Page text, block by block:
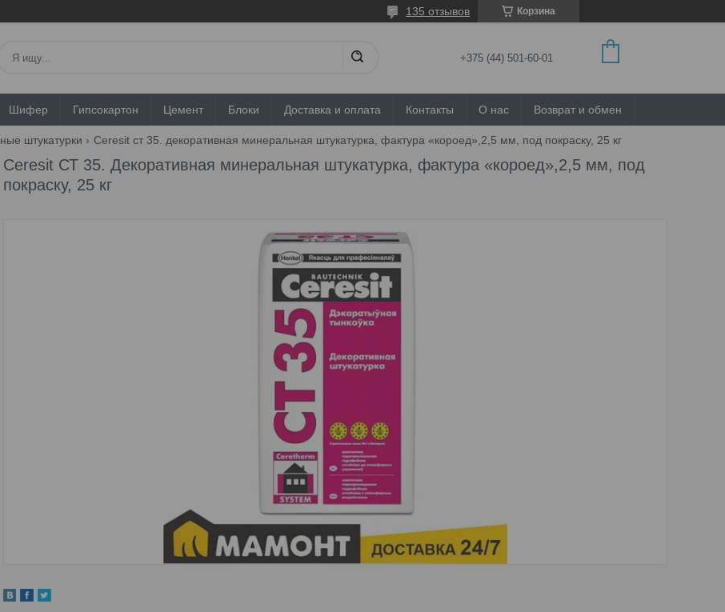
Корзина
135 отзывов
+375 (44) 501-60-01
Шифер Гипсокартон Цемент Блоки Доставка и оплата Контакты О нас Возврат и обмен
штукатурки Ceresit ст 35. декоративная минеральная штукатурка, фактура «короед»,2,5 мм, под покраску, 25 кг
Ceresit СТ 35. Декоративная минеральная штукатурка, фактура «короед»,2,5 мм, под
покраску, 25 кг